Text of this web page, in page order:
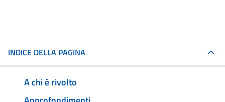
INDICE DELLA PAGINA
A chi è rivolto